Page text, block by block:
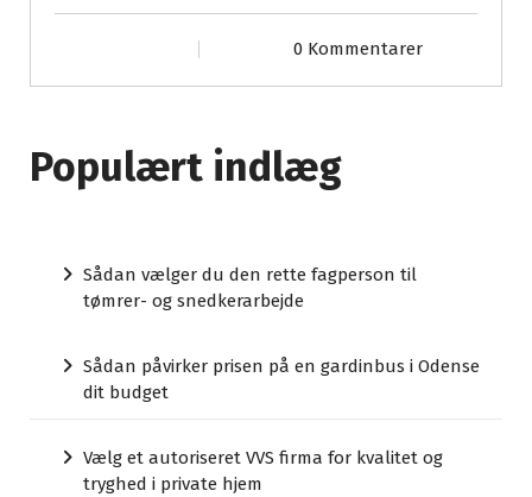
0 Kommentarer
Populært indlæg
Sådan vælger du den rette fagperson til
tømrer- og snedkerarbejde
Sådan påvirker prisen på en gardinbus i Odense
dit budget
Vælg et autoriseret VVS firma for kvalitet og
tryghed i private hjem